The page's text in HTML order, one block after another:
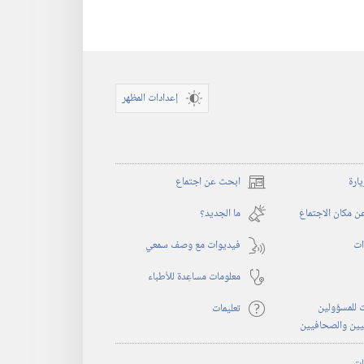
إعدادات المظهر
ابحث عن اجتماع (يفتح
نافذة
جديدة)
مكان الاجتماع
ما الجديد؟‏
فيديوات مع وصف سمعي
معلومات مساعِدة للأطباء
للمسؤولين
والصحافيين
تعليمات